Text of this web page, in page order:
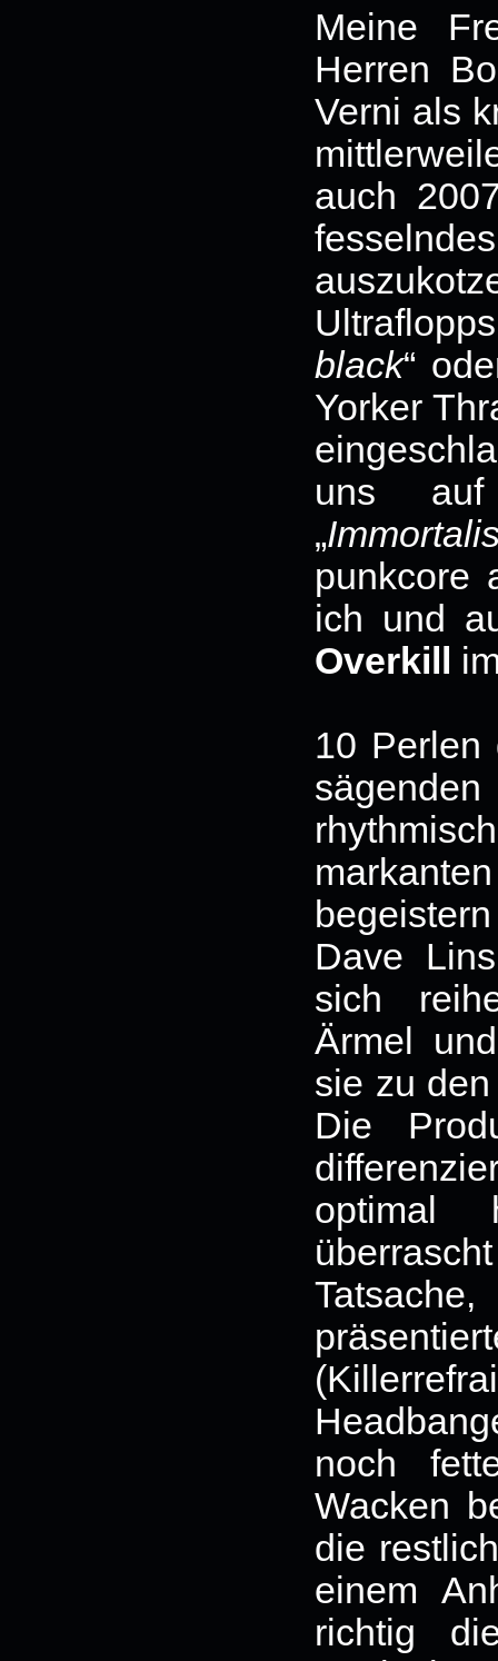
Meine
Herren
Verni als
auch
black“
Yorker
uns auf
„
punkcore
ich und
Overkill
10 Perlen
Dave
sich
Ärmel
sie zu
Die
optimal
noch
Wacken
die
einem
richtig